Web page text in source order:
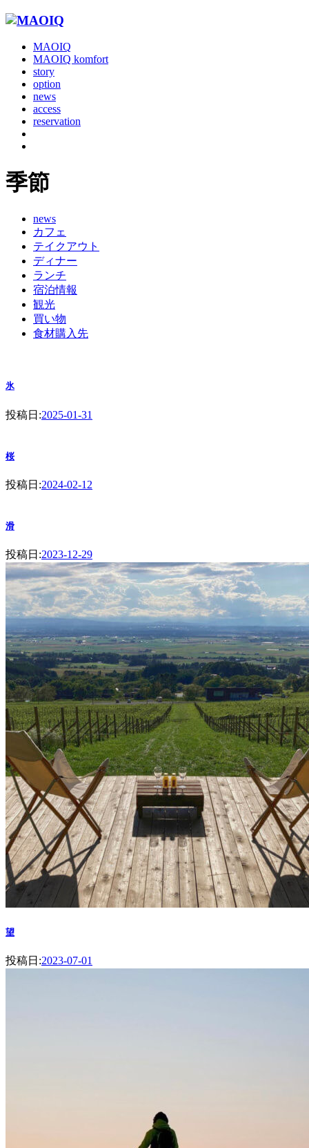
MAOIQ
MAOIQ komfort
story
option
news
access
reservation
季節
news
カフェ
テイクアウト
ディナー
ランチ
宿泊情報
観光
買い物
食材購入先
氷
投稿日:2025-01-31
桜
投稿日:2024-02-12
滑
投稿日:2023-12-29
望
投稿日:2023-07-01